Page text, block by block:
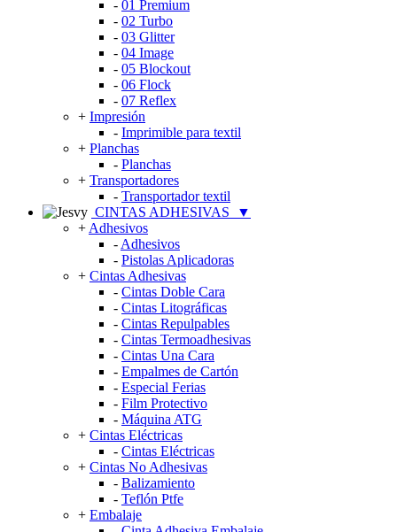
- 01 Premium
- 02 Turbo
- 03 Glitter
- 04 Image
- 05 Blockout
- 06 Flock
- 07 Reflex
+ Impresión
- Imprimible para textil
+ Planchas
- Planchas
+ Transportadores
- Transportador textil
CINTAS ADHESIVAS
▼
+ Adhesivos
- Adhesivos
- Pistolas Aplicadoras
+ Cintas Adhesivas
- Cintas Doble Cara
- Cintas Litográficas
- Cintas Repulpables
- Cintas Termoadhesivas
- Cintas Una Cara
- Empalmes de Cartón
- Especial Ferias
- Film Protectivo
- Máquina ATG
+ Cintas Eléctricas
- Cintas Eléctricas
+ Cintas No Adhesivas
- Balizamiento
- Teflón Ptfe
+ Embalaje